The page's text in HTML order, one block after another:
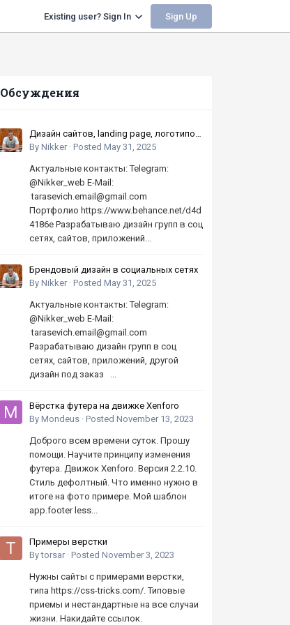
Existing user? Sign In Sign Up
Обсуждения
Дизайн сайтов, landing page, логотипов,
баннеров, шапок | Высокое качество,
By Nikker · Posted May 31, 2025
Актуальные контакты: Telegram:
@Nikker_web E-Mail:
tarasevich.email@gmail.com
Портфолио https://www.behance.net/d4d
4186e Разрабатываю дизайн групп в соц
сетях, сайтов, приложений...
Брендовый дизайн в социальных сетях
By Nikker · Posted May 31, 2025
Актуальные контакты: Telegram:
@Nikker_web E-Mail:
tarasevich.email@gmail.com
Разрабатываю дизайн групп в соц
сетях, сайтов, приложений, другой
дизайн под заказ ...
Вёрстка футера на движке Xenforo
By Mondeus · Posted November 13, 2023
Доброго всем времени суток. Прошу
помощи. Научите принципу изменения
футера. Движок Xenforo. Версия 2.2.10.
Стиль дефолтный. Что именно нужно в
итоге на фото примере. Мой шаблон
app.footer less...
Примеры верстки
Bytorsar · Posted November 3, 2023
Нужны сайты с примерами верстки,
типа https://css-tricks.com/. Типовые
приемы и нестандартные на все случаи
жизни. Накидайте ссылок.